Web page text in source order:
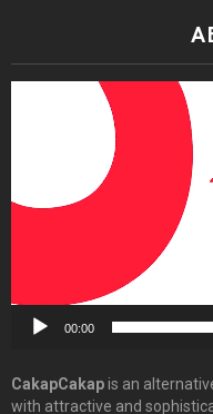
00:00
CakapCakapis an
with attractive and